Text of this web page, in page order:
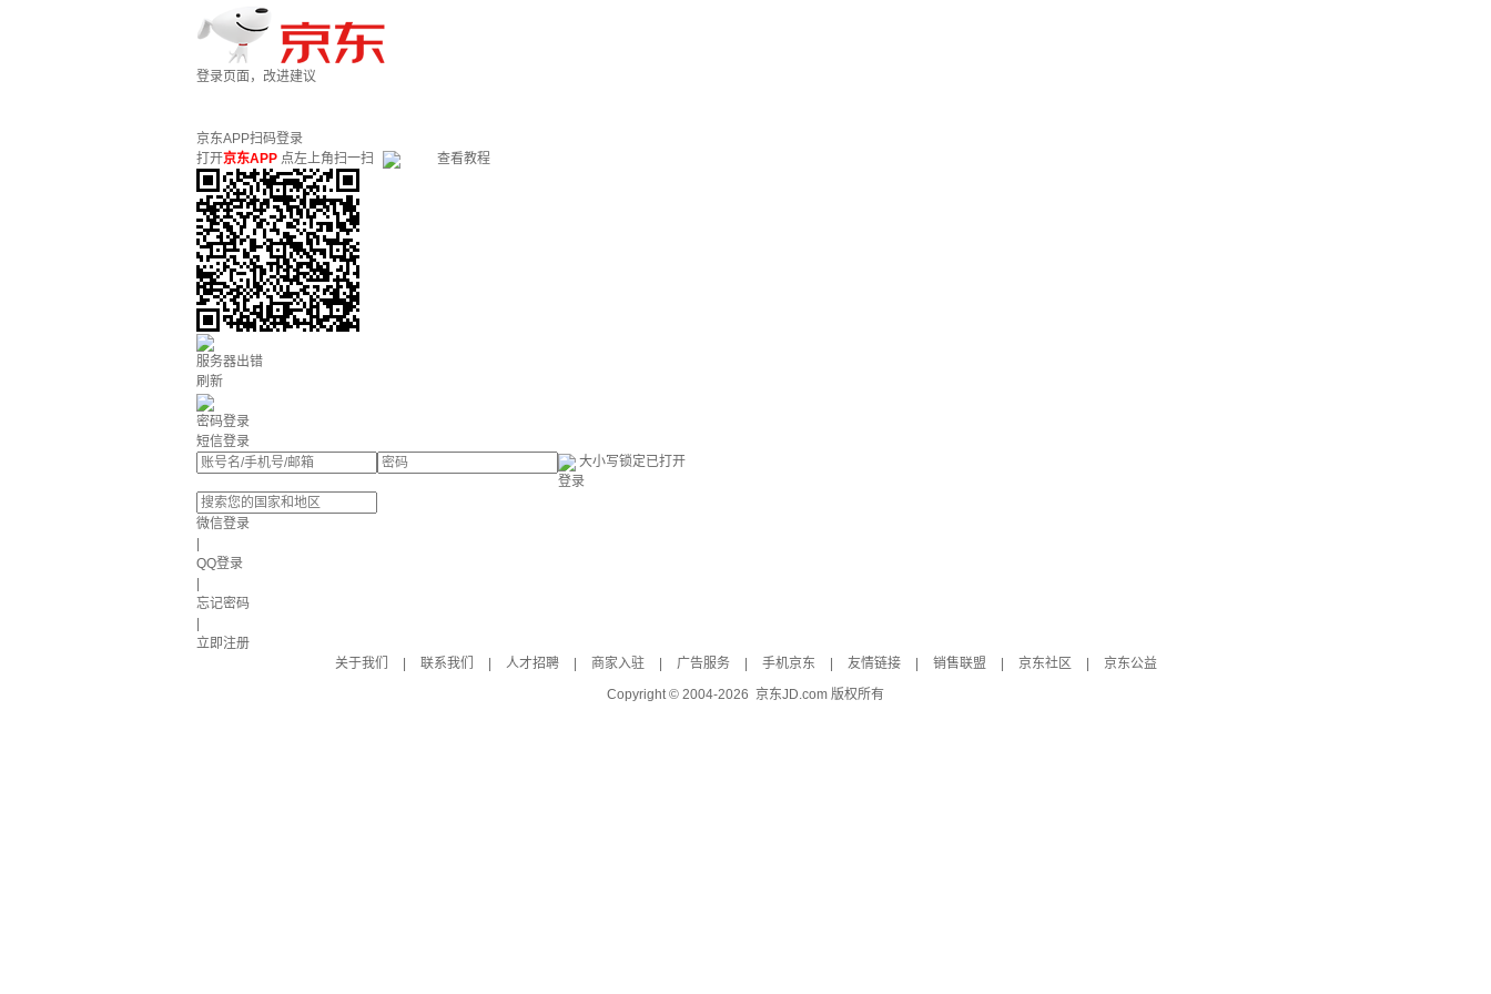
登录页面，改进建议
京东APP扫码登录
打开京东APP 点左上角扫一扫 查看教程
服务器出错
刷新
密码登录
短信登录
大小写锁定已打开
登录
微信登录
QQ登录
忘记密码
立即注册
关于我们
联系我们 人才招聘 商家入驻 广告服务 手机京东 友情链接 销售联盟 京东社区
京东公益
Copyright © 2004-2026 京东JD.com 版权所有